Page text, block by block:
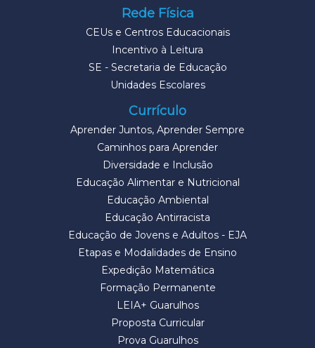
Rede Física
CEUs e Centros Educacionais
Incentivo à Leitura
SE - Secretaria de Educação
Unidades Escolares
Currículo
Aprender Juntos, Aprender Sempre
Caminhos para Aprender
Diversidade e Inclusão
Educação Alimentar e Nutricional
Educação Ambiental
Educação Antirracista
Educação de Jovens e Adultos - EJA
Etapas e Modalidades de Ensino
Expedição Matemática
Formação Permanente
LEIA+ Guarulhos
Proposta Curricular
Prova Guarulhos